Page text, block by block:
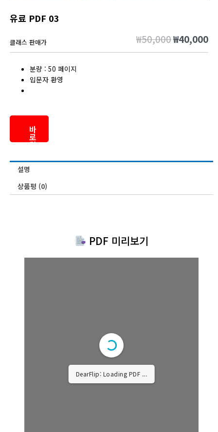
설명
상품평 (0)
PDF 미리보기
DearFlip: Loading PDF ...
유료 PDF 03
클래스 판매가 ₩50,000원
래
₩40,000현
재
분량 : 50 페이지
입문자 환영
바
로
결